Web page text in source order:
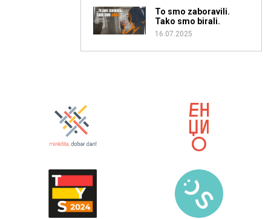
To smo zaboravili.
Tako smo birali.
16.07.2025